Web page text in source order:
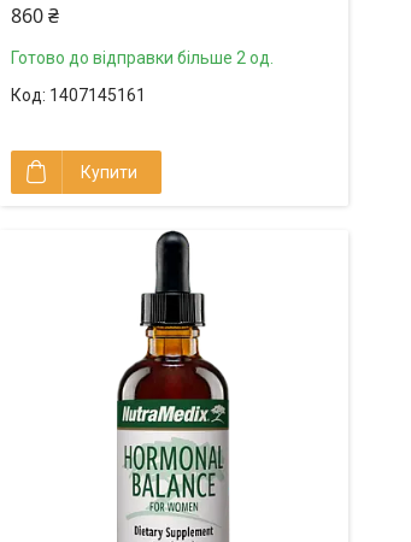
860 ₴
Готово до відправки більше 2 од.
1407145161
Купити